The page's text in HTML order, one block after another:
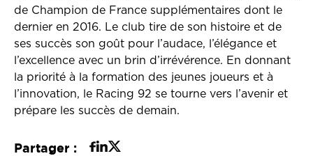
de Champion de France supplémentaires dont le
dernier en 2016. Le club tire de son histoire et de
ses succès son goût pour l’audace, l’élégance et
l’excellence avec un brin d’irrévérence. En donnant
la priorité à la formation des jeunes joueurs et à
l’innovation, le Racing 92 se tourne vers l’avenir et
prépare les succès de demain.
Partager :